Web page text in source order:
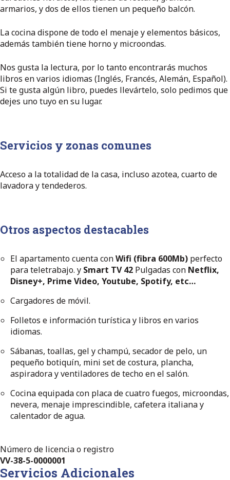
armarios, y dos de ellos tienen un pequeño balcón.
La cocina dispone de todo el menaje y elementos básicos,
además también tiene horno y microondas.
Nos gusta la lectura, por lo tanto encontrarás muchos
libros en varios idiomas (Inglés, Francés, Alemán, Español).
Si te gusta algún libro, puedes llevártelo, solo pedimos que
dejes uno tuyo en su lugar.
Servicios y zonas comunes
Acceso a la totalidad de la casa, incluso azotea, cuarto de
lavadora y tendederos.
Otros aspectos destacables
El apartamento cuenta conWifi (fibra 600Mb) perfecto
para teletrabajo. y Smart TV 42 Pulgadas con Netflix,
Disney+, Prime Video, Youtube, Spotify, etc…
Cargadores de móvil.
Folletos e información turística y libros en varios
idiomas.
Sábanas, toallas, gel y champú, secador de pelo, un
pequeño botiquín, mini set de costura, plancha,
aspiradora y ventiladores de techo en el salón.
Cocina equipada con placa de cuatro fuegos, microondas,
nevera, menaje imprescindible, cafetera italiana y
calentador de agua.
Número de licencia o registro
VV-38-5-0000001
Servicios Adicionales